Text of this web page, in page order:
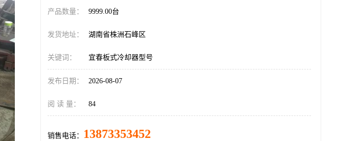
产品数量： 9999.00台
发货地址： 湖南省株洲石峰区
关键词： 宜春板式冷却器型号
发布日期： 2026-08-07
阅 读 量： 84
销售电话： 13873353452